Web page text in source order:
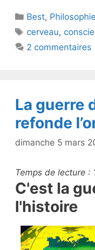
er e
b
o
Catégories
Best, Philosophie
Étiquettes
cerveau,
2 commentaires
La guerre
refonde
dimanche 5 mars
Temps de lecture :
C'est la
l'histoire